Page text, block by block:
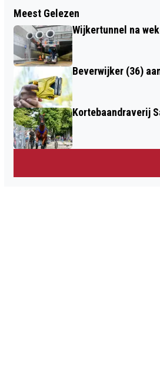
SLAGERIJ BRANTJES
PREDICAAT
“SOMMIGE WINKELS
ZOMAAR EEN
Meest Gelezen
Wijkertunnel na
Beverwijker (36)
Kortebaandraverij